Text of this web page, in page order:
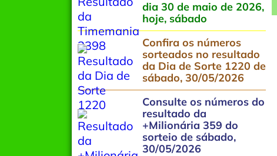
dia 30 de maio de 2026,
hoje, sábado
Confira os números
sorteados no resultado
da Dia de Sorte 1220 de
sábado, 30/05/2026
Consulte os números do
resultado da
+Milionária 359 do
sorteio de sábado,
30/05/2026